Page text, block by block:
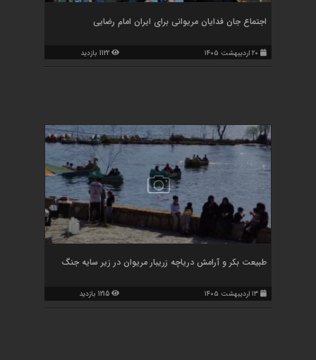
اجتماع جان فدایان مریوانی برای ایران امام رضایی
۲۰ اردیبهشت ۱۴۰۵ 1122 بازدید
طبیعت بکر و آرامش دریاچه زریبار مریوان در زیر سایه جنگ
۱۳ اردیبهشت ۱۴۰۵ 1215 بازدید